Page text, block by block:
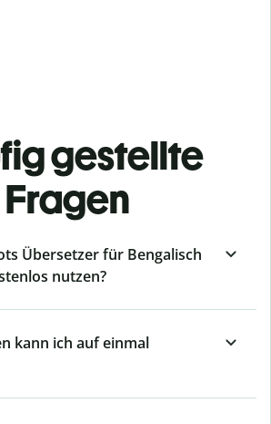
gestellte
Fragen
Übersetzer für Bengalisch
nutzen?
kann ich auf einmal